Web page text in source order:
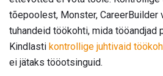
tõepoolest, Monster, CareerBuilder
tuhandeid töökohti, mida tööandjad
Kindlasti kontrollige juhtivaid
ei jätaks tööotsinguid.